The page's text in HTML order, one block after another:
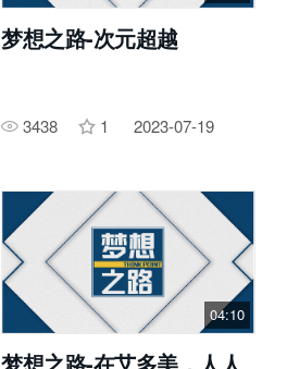
梦想之路-次元超越
3438 1 2023-07-19
04:10